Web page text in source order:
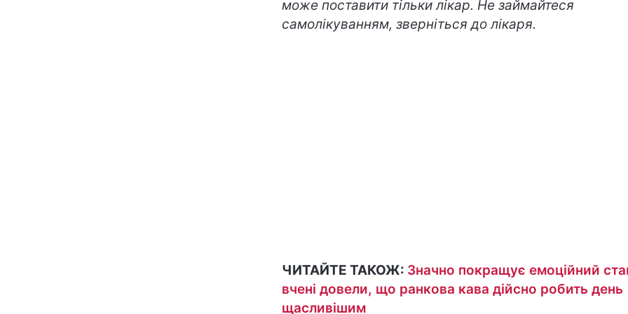
може поставити тільки лікар. Не займайтеся
самолікуванням, зверніться до лікаря.
ЧИТАЙТЕ ТАКОЖ: Значно покращує емоційний
вчені довели, що ранкова кава дійсно робить день
щасливішим